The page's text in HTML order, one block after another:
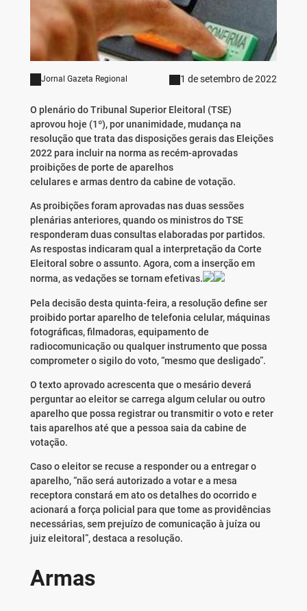
Jornal Gazeta Regional 1 de setembro de 2022
O plenário do Tribunal Superior Eleitoral (TSE)
aprovou hoje (1º), por unanimidade, mudança na
resolução que trata das disposições gerais das Eleições
2022 para incluir na norma as recém-aprovadas
proibições de porte de aparelhos
celulares e armas dentro da cabine de votação.
As proibições foram aprovadas nas duas sessões
plenárias anteriores, quando os ministros do TSE
responderam duas consultas elaboradas por partidos.
As respostas indicaram qual a interpretação da Corte
Eleitoral sobre o assunto. Agora, com a inserção em
norma, as vedações se tornam efetivas.
Pela decisão desta quinta-feira, a resolução define ser
proibido portar aparelho de telefonia celular, máquinas
fotográficas, filmadoras, equipamento de
radiocomunicação ou qualquer instrumento que possa
comprometer o sigilo do voto, “mesmo que desligado”.
O texto aprovado acrescenta que o mesário deverá
perguntar ao eleitor se carrega algum celular ou outro
aparelho que possa registrar ou transmitir o voto e reter
tais aparelhos até que a pessoa saia da cabine de
votação.
Caso o eleitor se recuse a responder ou a entregar o
aparelho, “não será autorizado a votar e a mesa
receptora constará em ato os detalhes do ocorrido e
acionará a força policial para que tome as providências
necessárias, sem prejuízo de comunicação à juíza ou
juiz eleitoral”, destaca a resolução.
Armas